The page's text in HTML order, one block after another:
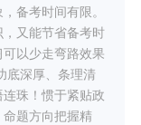
备考时间有限。
又能节省备考时
以少走弯路效果
底深厚、条理清
珠！惯于紧贴政
题方向把握精